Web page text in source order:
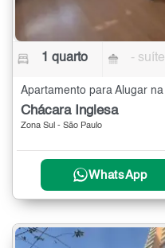
1 quarto - suíte
Chácara Inglesa
Zona Sul - São Paulo
WhatsApp